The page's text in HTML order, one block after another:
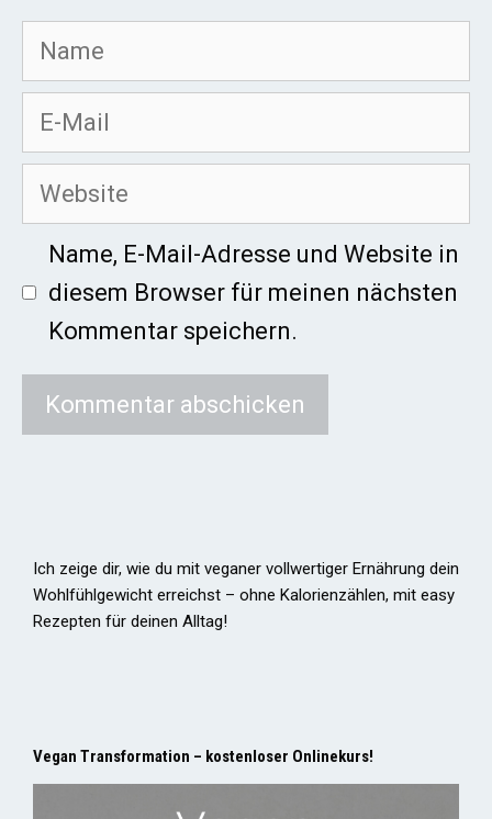
Name
E-
Mail
Website
Name, E-Mail-Adresse und Website in
diesem Browser für meinen nächsten
Kommentar speichern.
Ich zeige dir, wie du mit veganer vollwertiger Ernährung dein
Wohlfühlgewicht erreichst – ohne Kalorienzählen, mit easy
Rezepten für deinen Alltag!
Vegan Transformation – kostenloser Onlinekurs!